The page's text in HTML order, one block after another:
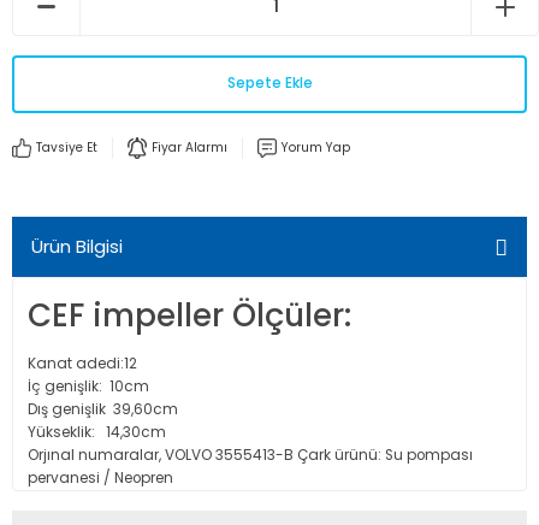
Sepete Ekle
Tavsiye Et Fiyar Alarmı Yorum Yap
Ürün Bilgisi
CEF impeller Ölçüler:
Kanat adedi:12
İç genişlik: 10cm
Dış genişlik 39,60cm
Yükseklik: 14,30cm
Orjınal numaralar, VOLVO 3555413-B Çark ürünü: Su pompası
pervanesi / Neopren